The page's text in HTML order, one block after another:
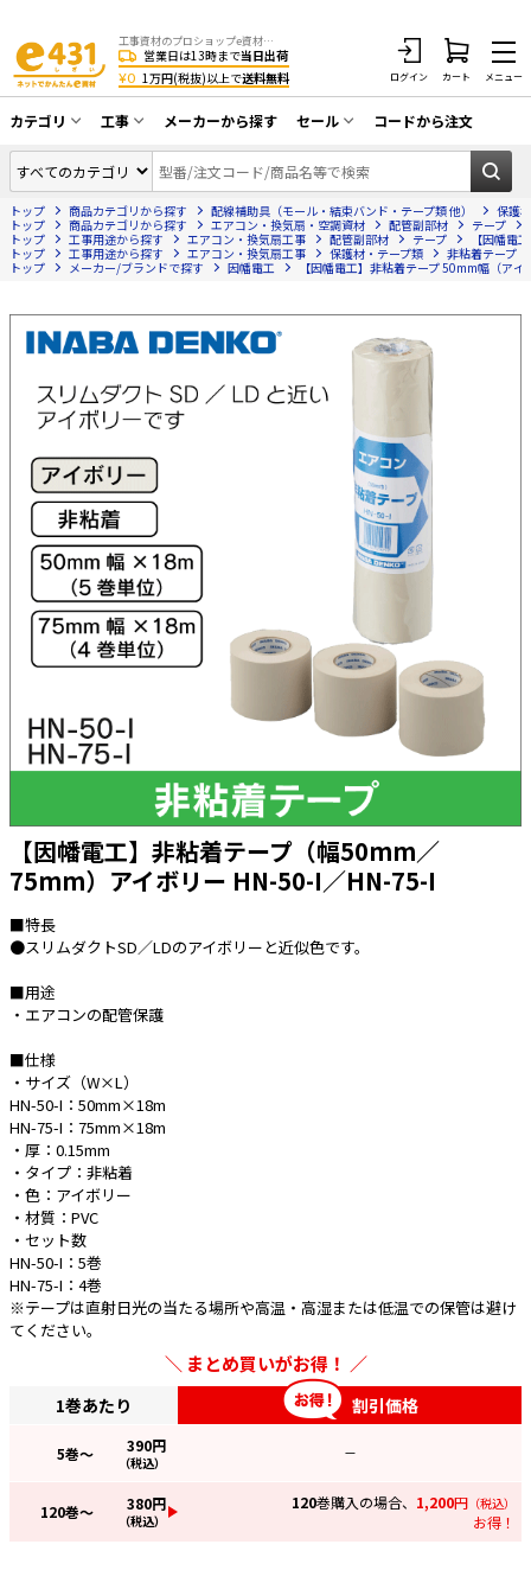
工事資材のプロショップe資材 CATV・アンテナ・防犯・光・LAN・電気・空調工事など
営業日は13時まで当日出荷
¥0 1万円(税抜)以上で送料無料 ログイン カート メニュー
カテゴリ
同軸ケーブル／テレビ用接栓／関連工具
アンテナ・取付金具・ブースター／CATV
部材類
配線補助具（モール・結束バンド・テー
プ類 他）
HDMIケーブル・周辺機器／RCAケーブル
電話線／コネクタ／アダプタ
LANケーブル・コネクタ・関連資材/機器
ネットワーク機器
エアコン・換気扇・空調資材
太陽光発電ケーブル・コネクタ・関連資
材/機器
電源ケーブル／コネクタ／分電盤／ブレ
ーカ
電源タップ・延長コード
スイッチ・コンセント（配線器具）
PF管/FEP管/CD管/情報線保護管
ボックス・ビニル電線管付属品・引き込
みカバー
感染症関連
e431オリジナル
暑さ対策
販売終了品
工事
CATV・アンテナ工事
光工事・FTTH工事
エアコン・換気扇工事
LAN配線工事
電話工事
電気配管工事
太陽光発電工事
ホテル・病院向け
メーカーから探す セール
在庫一掃セール
コードから注文
トップ 商品カテゴリから探す 配線補助具（モール・結束バンド・テープ類 他）
保護
トップ
商品カテゴリから探す エアコン・換気扇・空調資材 配管副部材 テープ
トップ
工事用途から探す エアコン・換気扇工事 配管副部材 テープ
【因幡電
トップ
工事用途から探す エアコン・換気扇工事 保護材・テープ類
非粘着テープ
トップ
メーカー/ブランドで探す 因幡電工 【因幡電工】非粘着テープ 50mm幅（ア
【因幡電工】非粘着テープ（幅50mm／
75mm）アイボリー HN-50-I／HN-75-I
■特長
●スリムダクトSD／LDのアイボリーと近似色です。
■用途
・エアコンの配管保護
■仕様
・サイズ（W×L）
HN-50-I：50mm×18m
HN-75-I：75mm×18m
・厚：0.15mm
・タイプ：非粘着
・色：アイボリー
・材質：PVC
・セット数
HN-50-I：5巻
HN-75-I：4巻
※テープは直射日光の当たる場所や高温・高湿または低温での保管は避け
てください。
まとめ買いがお得！
1巻あたり 割引価格
5巻～ 390円
（税込）
—
120巻～ 380円
（税込）
120巻購入の場合、 1,200円 （税込）
お得！